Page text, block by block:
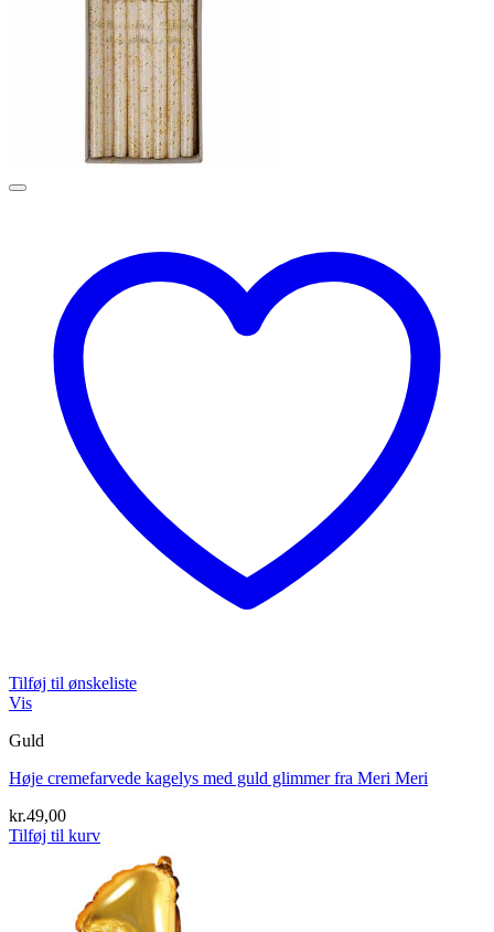
Tilføj til ønskeliste
Vis
Guld
Høje cremefarvede kagelys med guld glimmer fra Meri Meri
kr.49,00
Tilføj til kurv